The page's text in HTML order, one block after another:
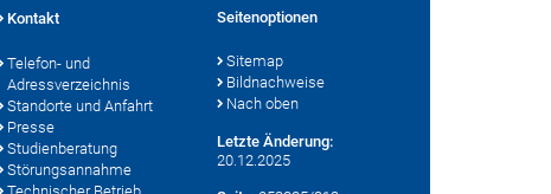
Kontakt
Telefon- und
Adressverzeichnis
Standorte und Anfahrt
Presse
Studienberatung
Störungsannahme
Seitenoptionen
Sitemap
Bildnachweise
Nach oben
Letzte Änderung:
20.12.2025